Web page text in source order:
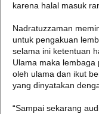
karena halal masuk
Nadratuzzaman
untuk pengakuan
selama ini ketentuan
Ulama maka
oleh ulama dan ikut
yang dinyatakan
“Sampai sekarang